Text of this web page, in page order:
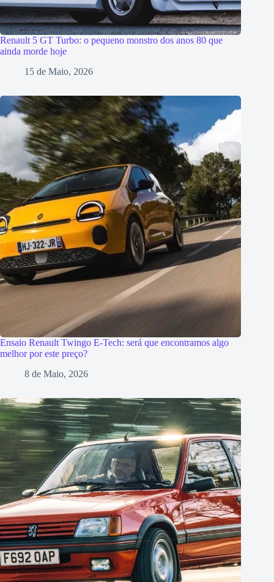
Renault 5 GT Turbo: o pequeno monstro dos anos 80 que
ainda morde hoje
15 de Maio, 2026
Ensaio Renault Twingo E-Tech: será que encontramos algo
melhor por este preço?
8 de Maio, 2026